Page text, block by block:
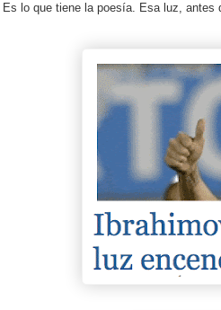
Es lo que tiene la poesía. Esa luz,